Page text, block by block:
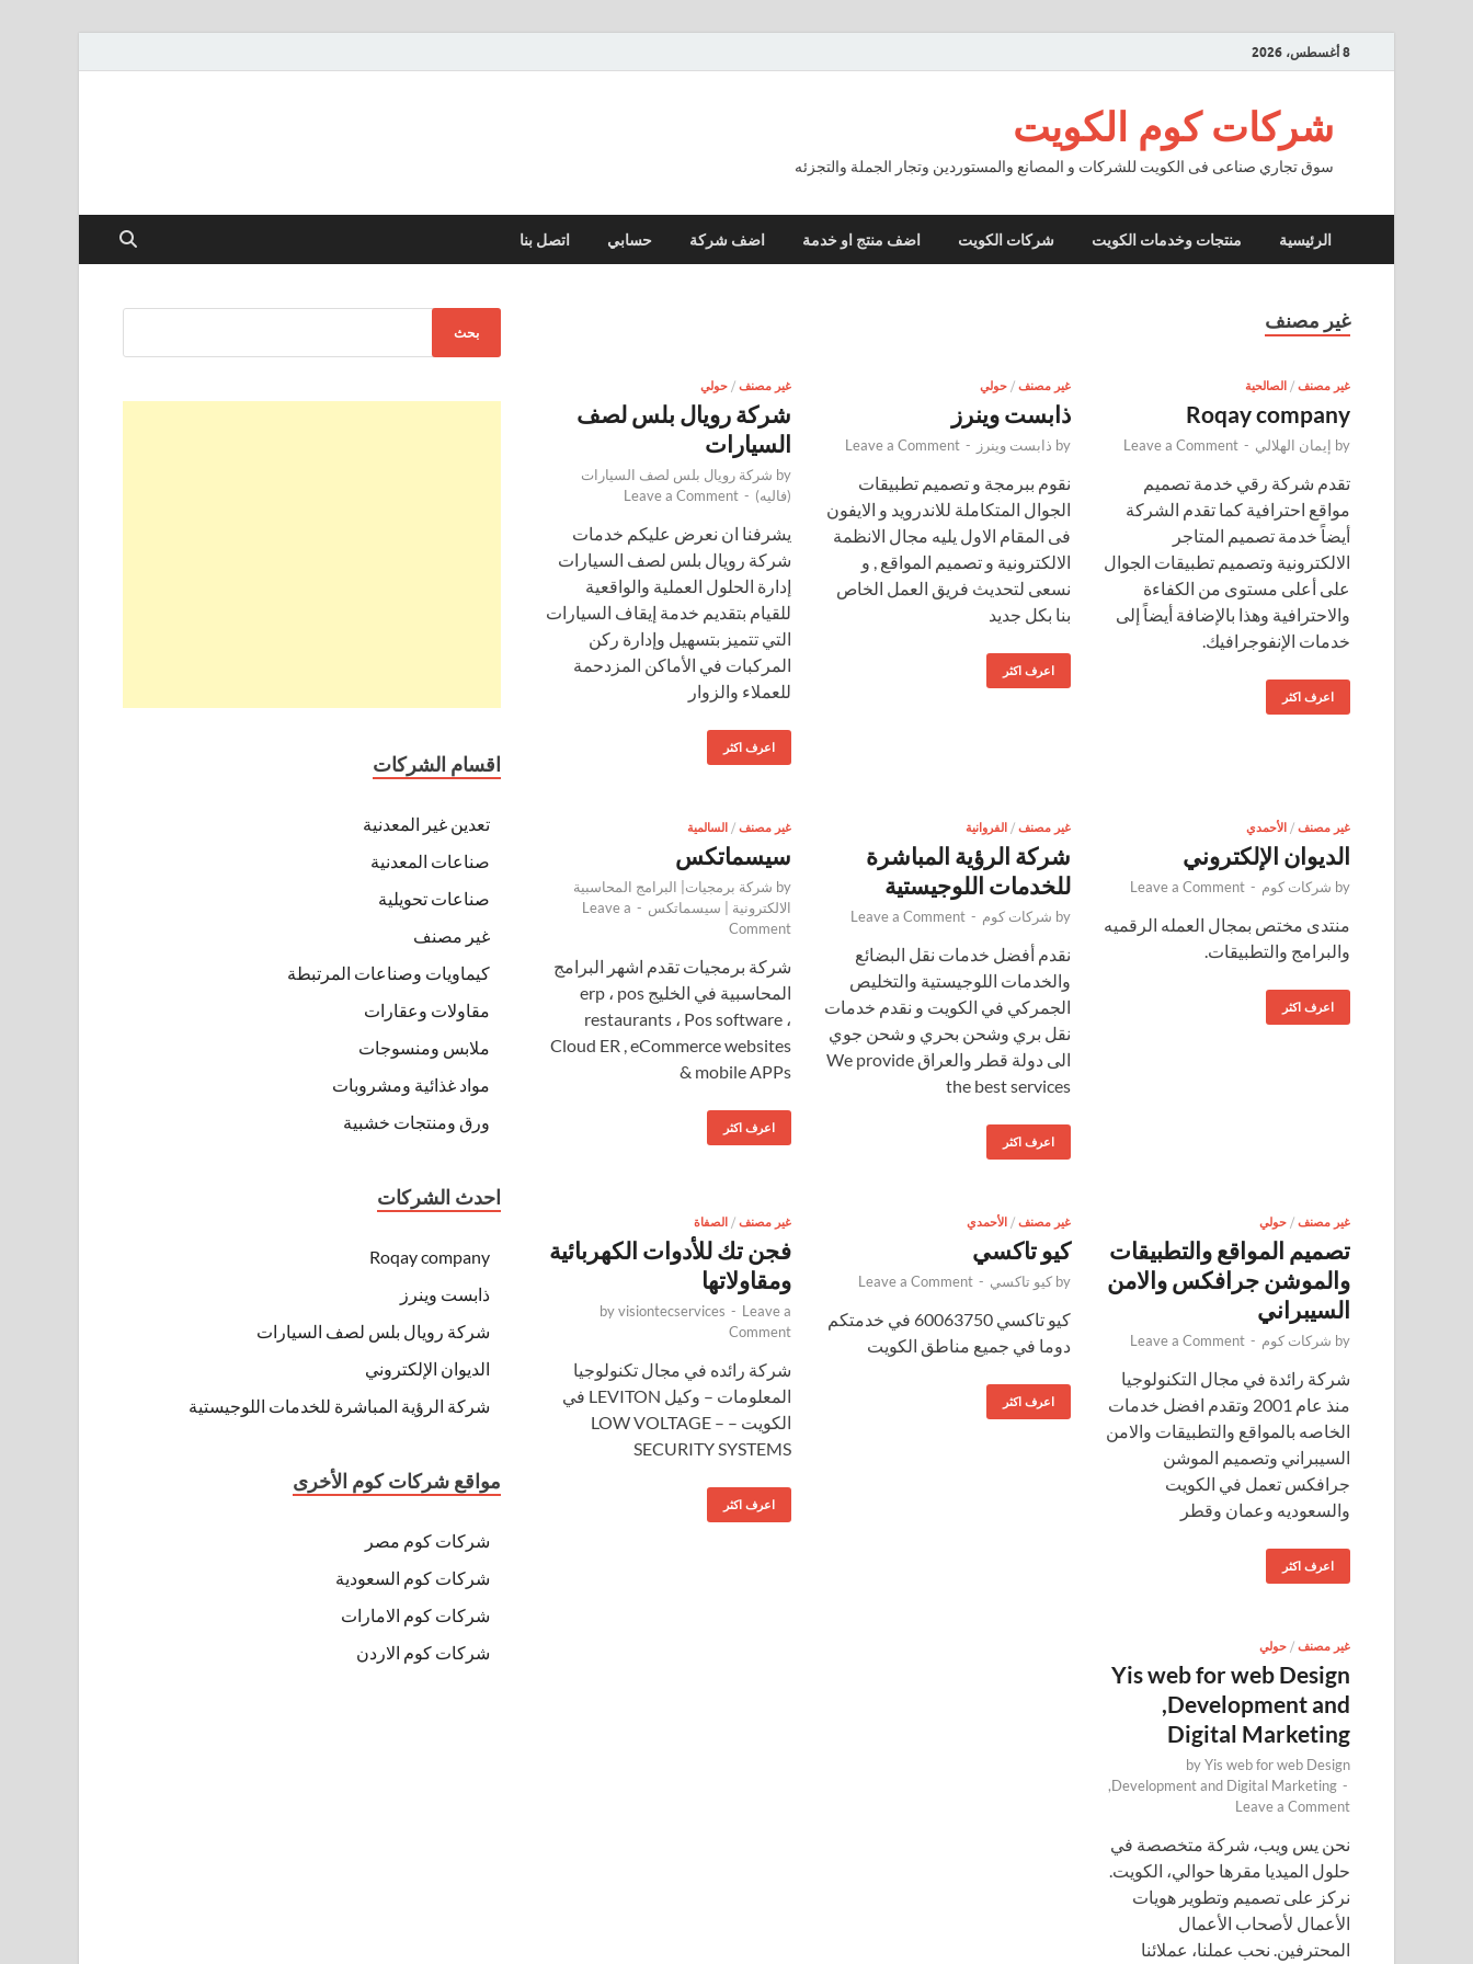
8 أغسطس، 2026
شركات كوم الكويت
سوق تجاري صناعى فى الكويت للشركات و المصانع والمستوردين وتجار الجملة والتجزئه
الرئيسية منتجات وخدمات الكويت شركات الكويت اضف منتج او خدمة اضف شركة حسابي اتصل بنا
غير مصنف
غير مصنف / الصالحية
Roqay company
by إيمان الهلالي -
Leave a Comment
تقدم شركة رقي خدمة تصميم
مواقع احترافية كما تقدم الشركة
أيضاً خدمة تصميم المتاجر
الالكترونية وتصميم تطبيقات الجوال
على أعلى مستوى من الكفاءة
والاحترافية وهذا بالإضافة أيضاً إلى
خدمات الإنفوجرافيك.
اعرف اكثر
غير مصنف / حولي
ذابست وينرز
by ذابست وينرز -
Leave a Comment
نقوم ببرمجة و تصميم تطبيقات
الجوال المتكاملة للاندرويد و الايفون
فى المقام الاول يليه مجال الانظمة
الالكترونية و تصميم المواقع , و
نسعى لتحديث فريق العمل الخاص
بنا بكل جديد
اعرف اكثر
غير مصنف / حولي
شركة رويال بلس لصف
السيارات
by شركة رويال بلس لصف السيارات
(فاليه) -
Leave a Comment
يشرفنا ان نعرض عليكم خدمات
شركة رويال بلس لصف السيارات
إدارة الحلول العملية والواقعية
للقيام بتقديم خدمة إيقاف السيارات
التي تتميز بتسهيل وإدارة ركن
المركبات في الأماكن المزدحمة
للعملاء والزوار
اعرف اكثر
غير مصنف / الأحمدي
الديوان الإلكتروني
by شركات كوم -
Leave a Comment
منتدى مختص بمجال العمله الرقميه
والبرامج والتطبيقات.
اعرف اكثر
غير مصنف / الفروانية
شركة الرؤية المباشرة
للخدمات اللوجيستية
by شركات كوم -
Leave a Comment
نقدم أفضل خدمات نقل البضائع
والخدمات اللوجيستية والتخليص
الجمركي في الكويت و نقدم خدمات
نقل بري وشحن بحري و شحن جوي
الى دولة قطر والعراق We provide
the best services
اعرف اكثر
غير مصنف / السالمية
سيسماتكس
by شركة برمجيات| البرامج المحاسبية
الالكترونية | سيسماتكس -
Leave a
Comment
شركة برمجيات تقدم اشهر البرامج
المحاسبية في الخليج erp ، pos
restaurants ، Pos software ،
Cloud ER , eCommerce websites
& mobile APPs
اعرف اكثر
غير مصنف / حولي
تصميم المواقع والتطبيقات
والموشن جرافكس والامن
السيبراني
by شركات كوم -
Leave a Comment
شركة رائدة في مجال التكنولوجيا
منذ عام 2001 وتقدم افضل خدمات
الخاصه بالمواقع والتطبيقات والامن
السيبراني وتصميم الموشن
جرافكس تعمل في الكويت
والسعوديه وعمان وقطر
اعرف اكثر
غير مصنف / الأحمدي
كيو تاكسي
by كيو تاكسي -
Leave a Comment
كيو تاكسي 60063750 في خدمتكم
دوما في جميع مناطق الكويت
اعرف اكثر
غير مصنف / الصفاة
فجن تك للأدوات الكهربائية
ومقاولاتها
byvisiontecservices - Leave a
Comment
شركة رائده في مجال تكنولوجيا
المعلومات – وكيل LEVITON في
الكويت – LOW VOLTAGE –
SECURITY SYSTEMS
اعرف اكثر
غير مصنف / حولي
Yis web for web Design
,Development and
Digital Marketing
byYis web for web Design
,Development and Digital Marketing -
Leave a Comment
نحن يس ويب، شركة متخصصة في
حلول الميديا مقرها حوالي، الكويت.
نركز على تصميم وتطوير هويات
الأعمال لأصحاب الأعمال
المحترفين. نحب عملنا، عملائنا
اقسام الشركات
تعدين غير المعدنية
صناعات المعدنية
صناعات تحويلية
غير مصنف
كيماويات وصناعات المرتبطة
مقاولات وعقارات
ملابس ومنسوجات
مواد غذائية ومشروبات
ورق ومنتجات خشبية
احدث الشركات
Roqay company
ذابست وينرز
شركة رويال بلس لصف السيارات
الديوان الإلكتروني
شركة الرؤية المباشرة للخدمات اللوجيستية
مواقع شركات كوم الأخرى
شركات كوم مصر
شركات كوم السعودية
شركات كوم الامارات
شركات كوم الاردن